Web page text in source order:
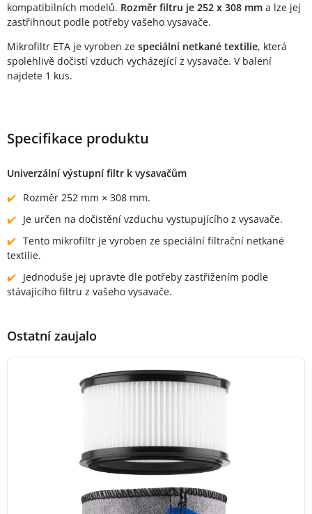
kompatibilních modelů. Rozměr filtru je 252 x 308 mm a lze jej
zastřihnout podle potřeby vašeho vysavače.
Mikrofiltr ETA je vyroben ze speciální netkané textilie, která
spolehlivě dočistí vzduch vycházející z vysavače. V balení
najdete 1 kus.
Specifikace produktu
Univerzální výstupní filtr k vysavačům
Rozměr 252 mm × 308 mm.
Je určen na dočistění vzduchu vystupujícího z vysavače.
Tento mikrofiltr je vyroben ze speciální filtrační netkané
textilie.
Jednoduše jej upravte dle potřeby zastřižením podle
stávajícího filtru z vašeho vysavače.
Ostatní zaujalo